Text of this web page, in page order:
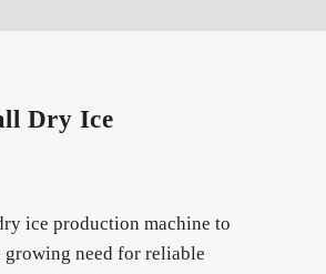
Dry Ice
ice production machine to
growing need for reliable